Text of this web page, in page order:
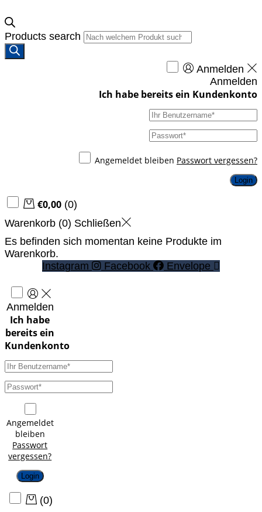
Products search
Anmelden
Anmelden
Angemeldet bleiben Passwort vergessen?
Login
€0,00 (0)
Warenkorb (0) Schließen
Es befinden sich momentan keine Produkte im
Warenkorb.
Instagram
Facebook Envelope
Anmelden
Angemeldet
bleiben
Passwort
vergessen?
Login
(0)